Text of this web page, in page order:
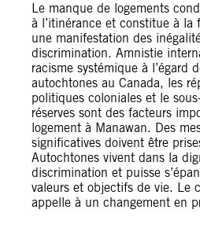
Le manque de logements
à l’itinérance et constitue à
une manifestation des
discrimination. Amnistie
racisme systémique à l’égard
autochtones au Canada, les
politiques coloniales et le
réserves sont des facteurs
logement à Manawan. Des
significatives doivent être
Autochtones vivent dans la
discrimination et puisse
valeurs et objectifs de vie. Le
appelle à un changement en